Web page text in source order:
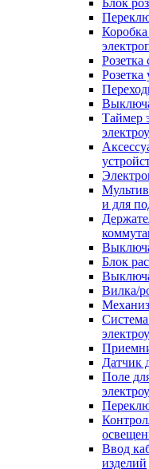
Блок
Розетка
Розетка
Таймер
и для
Блок
Вилка/
Система
Датчик
Поле
Ввод
изделий